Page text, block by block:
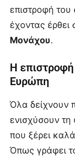
επιστροφή
έχοντας
Μονάχου.
Η
Ευρώπη
Όλα δείχνουν
ενισχύσουν τη
που ξέρει
Όπως γράφει